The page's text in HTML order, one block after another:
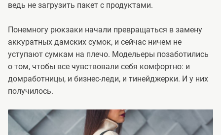
ведь не загрузить пакет с продуктами.
Понемногу рюкзаки начали превращаться в замену
аккуратных дамских сумок, и сейчас ничем не
уступают сумкам на плечо. Модельеры позаботились
о том, чтобы все чувствовали себя комфортно: и
домработницы, и бизнес-леди, и тинейджерки. И у них
получилось.